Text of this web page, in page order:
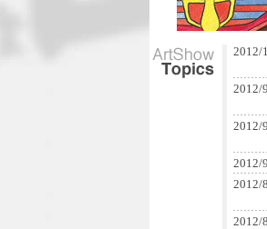
2012/
2012/
2012/
2012/
2012/
2012/